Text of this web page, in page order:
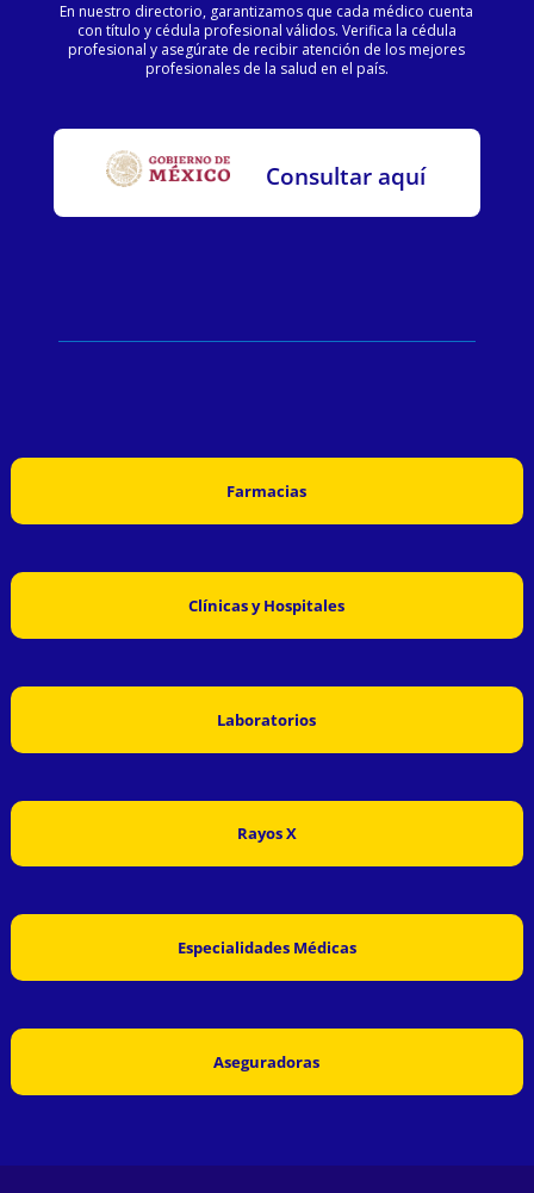
En nuestro directorio, garantizamos que cada médico cuenta
con título y cédula profesional válidos. Verifica la cédula
profesional y asegúrate de recibir atención de los mejores
profesionales de la salud en el país.
Consultar aquí
Farmacias
Clínicas y Hospitales
Laboratorios
Rayos X
Especialidades Médicas
Aseguradoras